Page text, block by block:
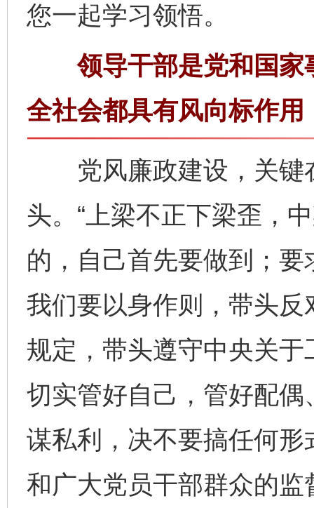
您一起学习领悟。
领导干部是党和国家
全社会都具有风向标作用
党风廉政建设，关键
头。“上梁不正下梁歪，
的，自己首先要做到；
我们要以身作则，带头
规定，带头遵守中央关
切实管好自己，管好配
谋私利，决不要搞任何
和广大党员干部群众的